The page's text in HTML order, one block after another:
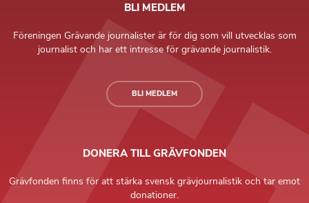
BLI MEDLEM
Föreningen Grävande journalister är för dig som vill utvecklas som
journalist och har ett intresse för grävande journalistik.
BLI MEDLEM
DONERA TILL GRÄVFONDEN
Grävfonden finns för att stärka svensk grävjournalistik och tar emot
donationer.